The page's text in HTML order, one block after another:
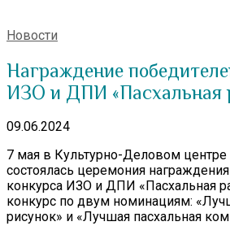
Новости
Награждение
ИЗО и ДПИ «Пасхальная
09.06.2024
7 мая в Культурно-Деловом
состоялась церемония
конкурса ИЗО и ДПИ «Пасхальная
конкурс по двум номинациям:
рисунок» и «Лучшая пасхальная